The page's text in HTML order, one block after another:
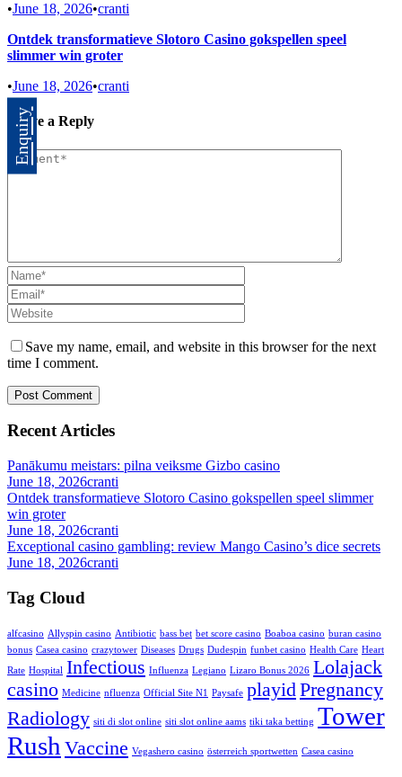
Enquiry
•June 18, 2026•cranti
Ontdek transformatieve Slotoro Casino gokspellen speel
slimmer win groter
•June 18, 2026•cranti
Leave a Reply
Save my name, email, and website in this browser for the next
time I comment.
Recent Articles
Panākumu meistars: pilna veiksme Gizbo casino
June 18, 2026cranti
Ontdek transformatieve Slotoro Casino gokspellen speel slimmer
win groter
June 18, 2026cranti
Exceptional casino gambling: review Mango Casino’s dice secrets
June 18, 2026cranti
Tag Cloud
alfcasino Allyspin casino Antibiotic bass bet bet score casino Boaboa casino buran casino
bonus Casea casino crazytower Diseases Drugs Dudespin funbet casino Health Care Heart
Rate Hospital Infectious Influenza Legiano Lizaro Bonus 2026 Lolajack
casino Medicine nfluenza Official Site N1 Paysafe playidPregnancy
Radiology siti di slot online siti slot online aams tiki taka betting Tower
Rush Vaccine Vegashero casino österreich sportwetten Сasea casino